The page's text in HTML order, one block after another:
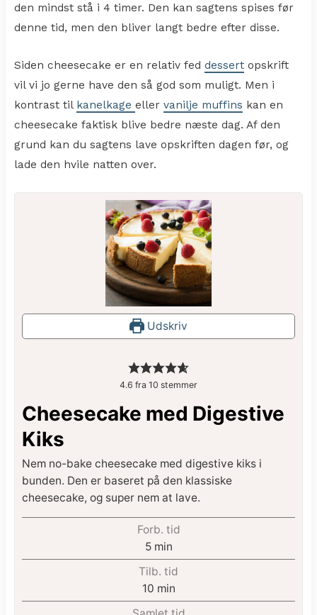
den mindst stå i 4 timer. Den kan sagtens spises før
denne tid, men den bliver langt bedre efter disse.
Siden cheesecake er en relativ feddessert opskrift
vil vi jo gerne have den så god som muligt. Men i
kontrast til kanelkageellervanilje muffins kan en
cheesecake faktisk blive bedre næste dag. Af den
grund kan du sagtens lave opskriften dagen før, og
lade den hvile natten over.
Udskriv
4.6 fra 10 stemmer
Cheesecake med Digestive
Kiks
Nem no-bake cheesecake med digestive kiks i
bunden. Den er baseret på den klassiske
cheesecake, og super nem at lave.
Forb. tid
5 min
Tilb. tid
10 min